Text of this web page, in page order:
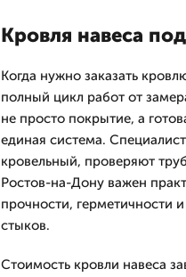
Кровля навеса
Когда нужно заказать
полный цикл работ от
не просто покрытие, а
единая система.
кровельный, проверяют
Ростов-на-Дону важен
прочности, герметичности
стыков.
Стоимость кровли навеса